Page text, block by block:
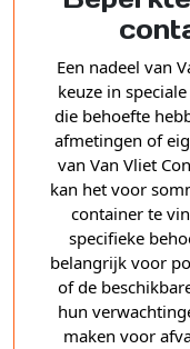
Een nadeel van
keuze in
die behoefte
afmetingen of
van Van Vliet
kan het voor
container te
specifieke
belangrijk voor
of de
hun
maken voor